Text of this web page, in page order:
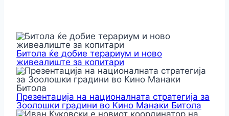
Битола ќе добие терариум и ново
живеалиште за копитари
Презентација на националната стратегија за
Зоолошки градини во Кино Манаки Битола